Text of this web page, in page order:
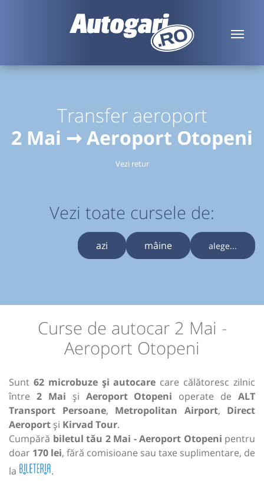
Transfer aeroport
2 Mai ➞ Aeroport Otopeni
Vezi retur
Vezi toate cursele de:
azi mâine alege...
Curse de autocar 2 Mai -
Aeroport Otopeni
Sunt 62 microbuze și autocare care călătoresc zilnic
între 2 Mai și Aeroport Otopeni operate de ALT
Transport Persoane, Metropolitan Airport, Direct
Aeroport și Kirvad Tour.
Cumpără biletul tău 2 Mai - Aeroport Otopeni pentru
doar 170 lei, fără comisioane sau taxe suplimentare, de
la
.